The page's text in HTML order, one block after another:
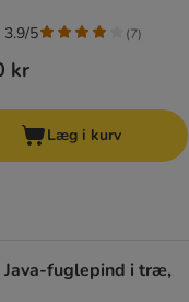
kr
3.9/5 (7)
Læg i kurv
Java-fuglepind i træ,